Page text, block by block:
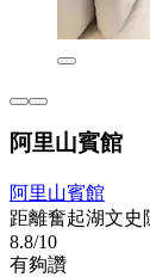
阿里山賓館
阿里山賓館
距離奮起湖文史
8.8/10
有夠讚